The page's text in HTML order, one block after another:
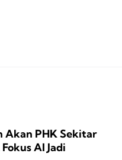
Akan PHK Sekitar
AI Jadi